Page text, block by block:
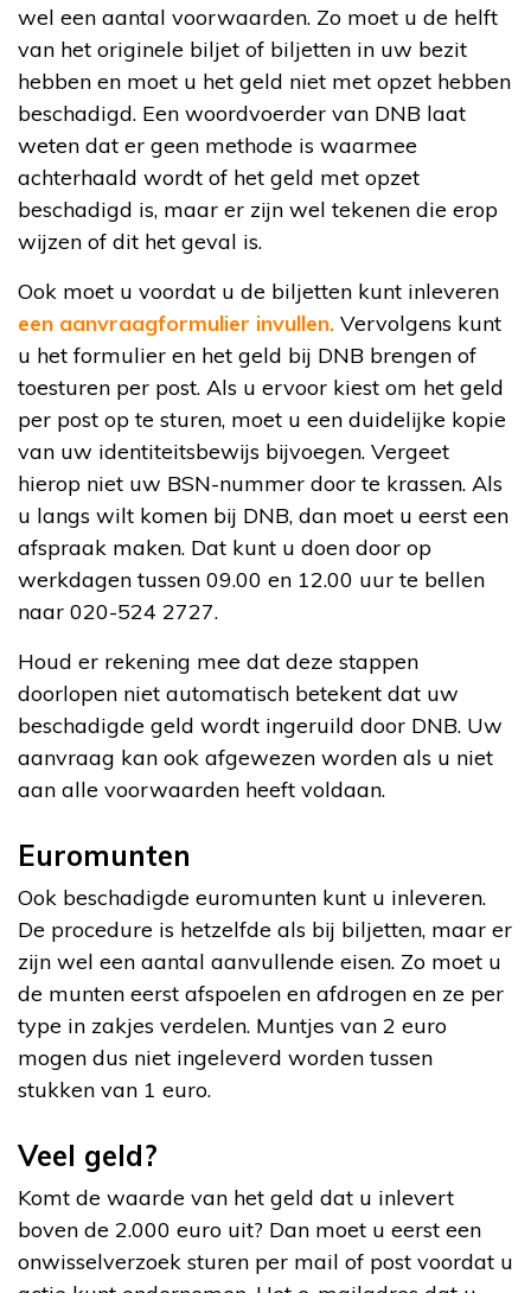
wel een aantal voorwaarden. Zo moet u de helft
van het originele biljet of biljetten in uw bezit
hebben en moet u het geld niet met opzet hebben
beschadigd. Een woordvoerder van DNB laat
weten dat er geen methode is waarmee
achterhaald wordt of het geld met opzet
beschadigd is, maar er zijn wel tekenen die erop
wijzen of dit het geval is.
Ook moet u voordat u de biljetten kunt inleveren
een aanvraagformulier invullen. Vervolgens kunt
u het formulier en het geld bij DNB brengen of
toesturen per post. Als u ervoor kiest om het geld
per post op te sturen, moet u een duidelijke kopie
van uw identiteitsbewijs bijvoegen. Vergeet
hierop niet uw BSN-nummer door te krassen. Als
u langs wilt komen bij DNB, dan moet u eerst een
afspraak maken. Dat kunt u doen door op
werkdagen tussen 09.00 en 12.00 uur te bellen
naar 020-524 2727.
Houd er rekening mee dat deze stappen
doorlopen niet automatisch betekent dat uw
beschadigde geld wordt ingeruild door DNB. Uw
aanvraag kan ook afgewezen worden als u niet
aan alle voorwaarden heeft voldaan.
Euromunten
Ook beschadigde euromunten kunt u inleveren.
De procedure is hetzelfde als bij biljetten, maar er
zijn wel een aantal aanvullende eisen. Zo moet u
de munten eerst afspoelen en afdrogen en ze per
type in zakjes verdelen. Muntjes van 2 euro
mogen dus niet ingeleverd worden tussen
stukken van 1 euro.
Veel geld?
Komt de waarde van het geld dat u inlevert
boven de 2.000 euro uit? Dan moet u eerst een
onwisselverzoek sturen per mail of post voordat u